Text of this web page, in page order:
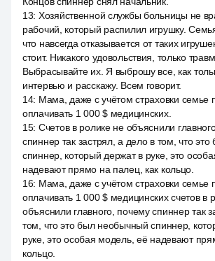
13: Хозяйственной службы больницы не
рабочий, который распилил игрушку.
что навсегда отказывается от таких
стоит. Никакого удовольствия, только
Выбрасывайте их. Я выброшу все, как
интервью и расскажу. Всем говорит.
14: Мама, даже с учётом страховки семье
оплачивать 1 000 $ медицинских.
15: Счетов в ролике не объяснили
спиннер так застрял, а дело в том, что
спиннер, который держат в руке, это
надевают прямо на палец, как кольцо.
16: Мама, даже с учётом страховки семье
оплачивать 1 000 $ медицинских счетов в
объяснили главного, почему спиннер так
том, что это был необычный спиннер,
руке, это особая модель, её надевают
кольцо.